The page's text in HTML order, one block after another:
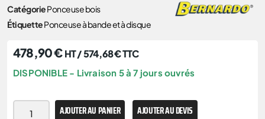
CatégoriePonceuse bois
ÉtiquettePonceuse à bande et à disque
478,90€ HT /574,68€TTC
DISPONIBLE - Livraison 5 à 7 jours ouvrés
AJOUTER AU PANIER AJOUTER AU DEVIS